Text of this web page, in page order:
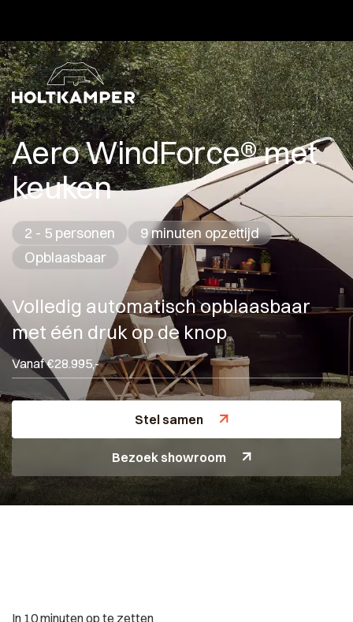
Aero WindForce® met
keuken
2 - 5 personen
9 minuten opzettijd
Opblaasbaar
Volledig automatisch opblaasbaar
met één druk op de knop
Vanaf €28.995,-
Stel samen
Bezoek showroom
In 10 minuten op te zetten